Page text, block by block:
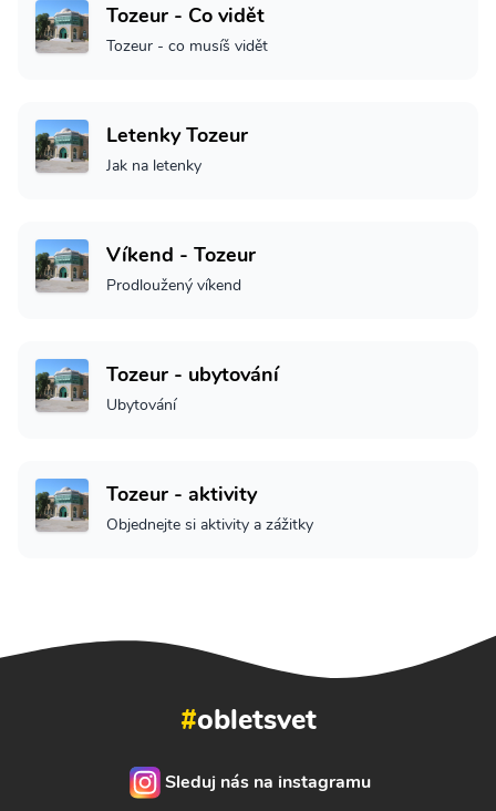
Tozeur - Co vidět
Tozeur - co musíš vidět
Letenky Tozeur
Jak na letenky
Víkend - Tozeur
Prodloužený víkend
Tozeur - ubytování
Ubytování
Tozeur - aktivity
Objednejte si aktivity a zážitky
#obletsvet
Sleduj nás na instagramu